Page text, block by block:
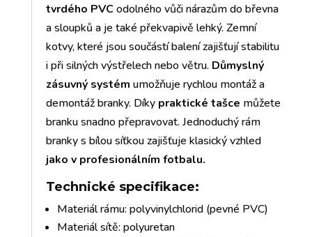
tvrdého PVCodolného vůči nárazům do břevna
a sloupků a je také překvapivě lehký. Zemní
kotvy, které jsou součástí balení zajišťují stabilitu
i při silných výstřelech nebo větru. Důmyslný
zásuvný systém umožňuje rychlou montáž a
demontáž branky. Díky praktické tašce můžete
branku snadno přepravovat. Jednoduchý rám
branky s bílou síťkou zajišťuje klasický vzhled
jako v profesionálním fotbalu.
Technické specifikace:
Materiál rámu: polyvinylchlorid (pevné PVC)
Materiál sítě: polyuretan